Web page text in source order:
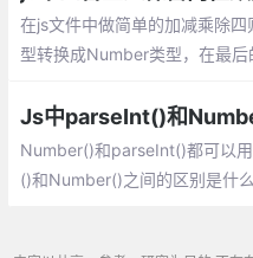
在js文件中做简单的加减乘除
型转换成Number类型，在最
Js中parseInt()和
Number()和parseInt()都可以
()和Number()之间的区别是什